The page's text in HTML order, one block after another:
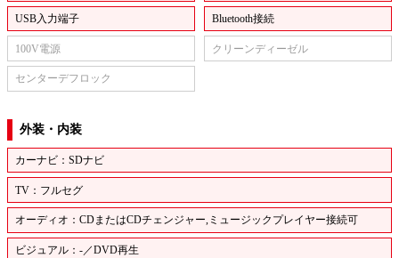
USB入力端子 Bluetooth接続
100V電源 クリーンディーゼル
センターデフロック
外装・内装
カーナビ：SDナビ
TV：フルセグ
オーディオ：CDまたはCDチェンジャー,ミュージックプレイヤー接続可
ビジュアル：-／DVD再生